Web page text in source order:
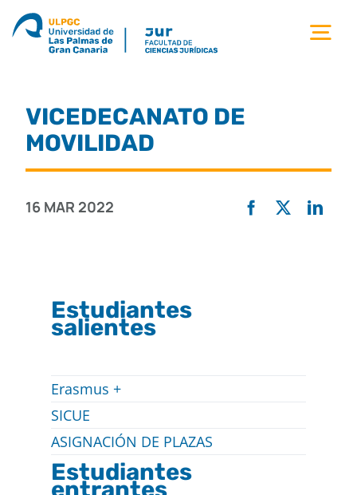
Saltar
titulaciones
VICEDECANATO DE
MOVILIDAD
16 MAR 2022
Estudiantes
salientes
Erasmus +
SICUE
ASIGNACIÓN DE PLAZAS
Estudiantes
entrantes